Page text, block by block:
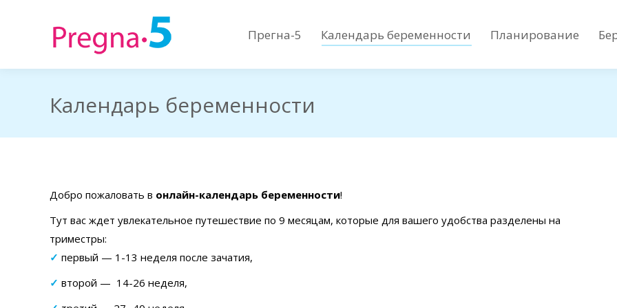
Прегна-5 Календарь беременности Планирование
Календарь беременности
Добро пожаловать в онлайн-календарь беременности!
Тут вас ждет увлекательное путешествие по 9 месяцам, которые для вашего удобства разделены на
триместры:
✓ первый — 1-13 неделя после зачатия,
✓ второй — 14-26 неделя,
Прегна-5 Календарь беременности Планирование